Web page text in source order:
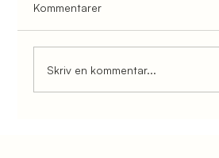
Kommentarer
Skriv en kommentar...